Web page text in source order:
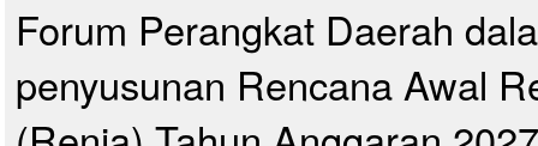
Forum Perangkat Daerah
penyusunan Rencana Awal